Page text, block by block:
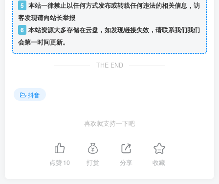
5 本站一律禁止以任何方式发布或转载任何违法的相关信息，访
客发现请向站长举报
6 本站资源大多存储在云盘，如发现链接失效，请联系我们我们
会第一时间更新。
THE END
抖音
喜欢就支持一下吧
点赞10 打赏 分享 收藏